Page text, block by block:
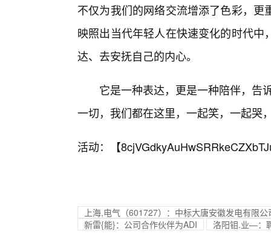
不仅为我们的网络交流增添了色彩，
映照出当代年轻人在快速变化的时代
达、去安抚自己的内心。
它是一种表达，更是一种陪伴，告
一切，我们都在这里，一起笑，一起哭
活动：【
上海,电气（601727）：中标大唐安徽发电有限
新雷{能}：公司合作伙伴为ADI
洛阳钼.业—：